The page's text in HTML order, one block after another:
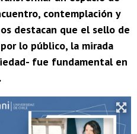
contemplación y
destacan que el sello de
lo público, la mirada
fue fundamental en